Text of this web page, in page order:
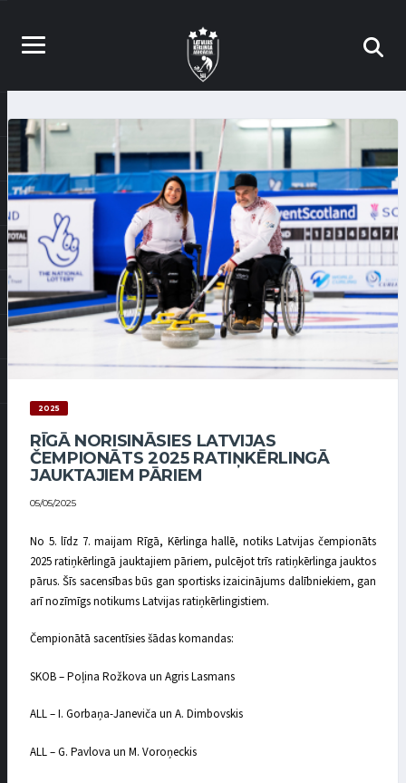
2025
RĪGĀ NORISINĀSIES LATVIJAS
ČEMPIONĀTS 2025 RATIŅKĒRLINGĀ
JAUKTAJIEM PĀRIEM
05/05/2025
No 5. līdz 7. maijam Rīgā, Kērlinga hallē, notiks Latvijas čempionāts
2025 ratiņkērlingā jauktajiem pāriem, pulcējot trīs ratiņkērlinga jauktos
pārus. Šīs sacensības būs gan sportisks izaicinājums dalībniekiem, gan
arī nozīmīgs notikums Latvijas ratiņkērlingistiem.
Čempionātā sacentīsies šādas komandas:
SKOB – Poļina Rožkova un Agris Lasmans
ALL – I. Gorbaņa-Janeviča un A. Dimbovskis
ALL – G. Pavlova un M. Voroņeckis